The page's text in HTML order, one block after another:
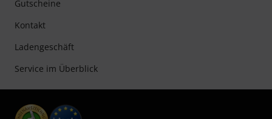
Gutscheine
Kontakt
Ladengeschäft
Service im Überblick